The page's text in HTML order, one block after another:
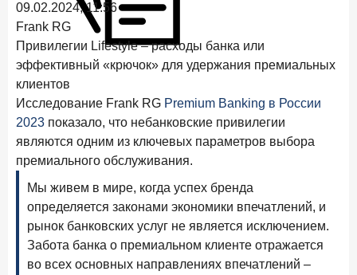
24 июля 2026 года
Ипотека в России: итоги июня 2026 года в цифрах
22 июля 2026 года ИССЛЕДОВАНИЕ
Выгодные тарифы на брокерское обслуживание —
существенный фактор выбора брокера
Клиенты чаще всего узнают о сберегательных
продуктах из рекламы в интернете и на ТВ
9 июля 2026 года
С ростом благосостояния клиентов-сберегателей
увеличивается и склонность к диверсификации
09.02.2024, 11:56
Frank RG
Привилегии Lifestyle – расходы банка или
эффективный «крючок» для удержания премиальных
клиентов
Исследование Frank RG Premium Banking в России
2023 показало, что небанковские привилегии
являются одним из ключевых параметров выбора
премиального обслуживания.
Мы живем в мире, когда успех бренда
определяется законами экономики впечатлений, и
рынок банковских услуг не является исключением.
Забота банка о премиальном клиенте отражается
во всех основных направлениях впечатлений –